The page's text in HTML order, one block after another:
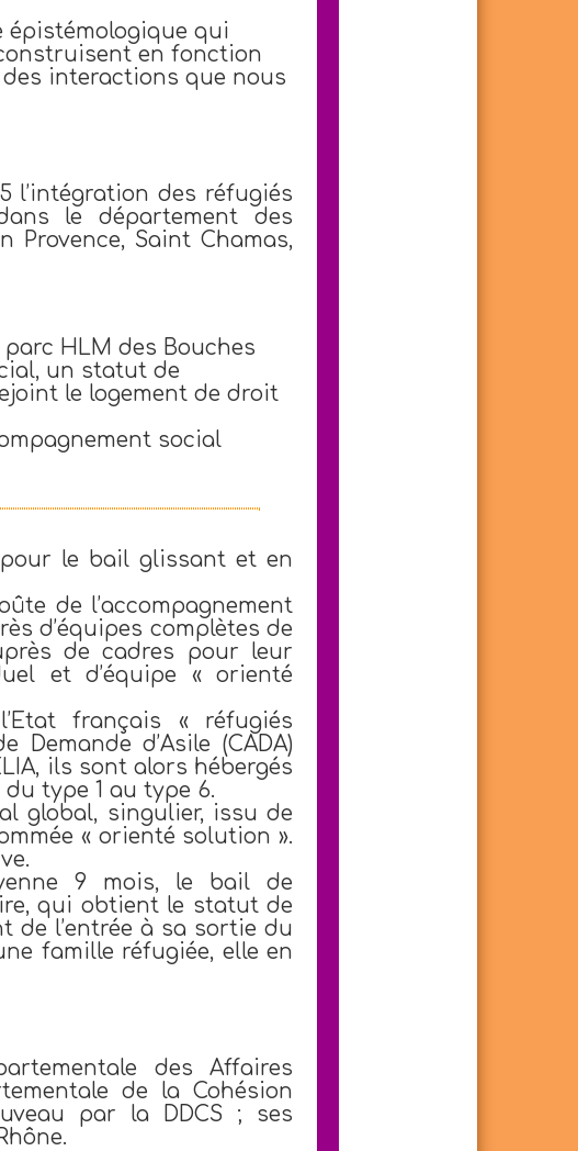
épistémologique qui
en fonction
interactions que nous
l’intégration des réfugiés
le département des
Provence, Saint Chamas,
HLM des Bouches
un statut de
le logement de droit
social
pour le bail glissant et en
de l’accompagnement
d’équipes complètes de
de cadres pour leur
et d’équipe « orienté
français « réfugiés
d’Asile (CADA)
ils sont alors hébergés
type 1 au type 6.
global, singulier, issu de
« orienté solution ».
9 mois, le bail de
qui obtient le statut de
de l’entrée à sa sortie du
famille réfugiée, elle en
des Affaires
de la Cohésion
par la DDCS ; ses